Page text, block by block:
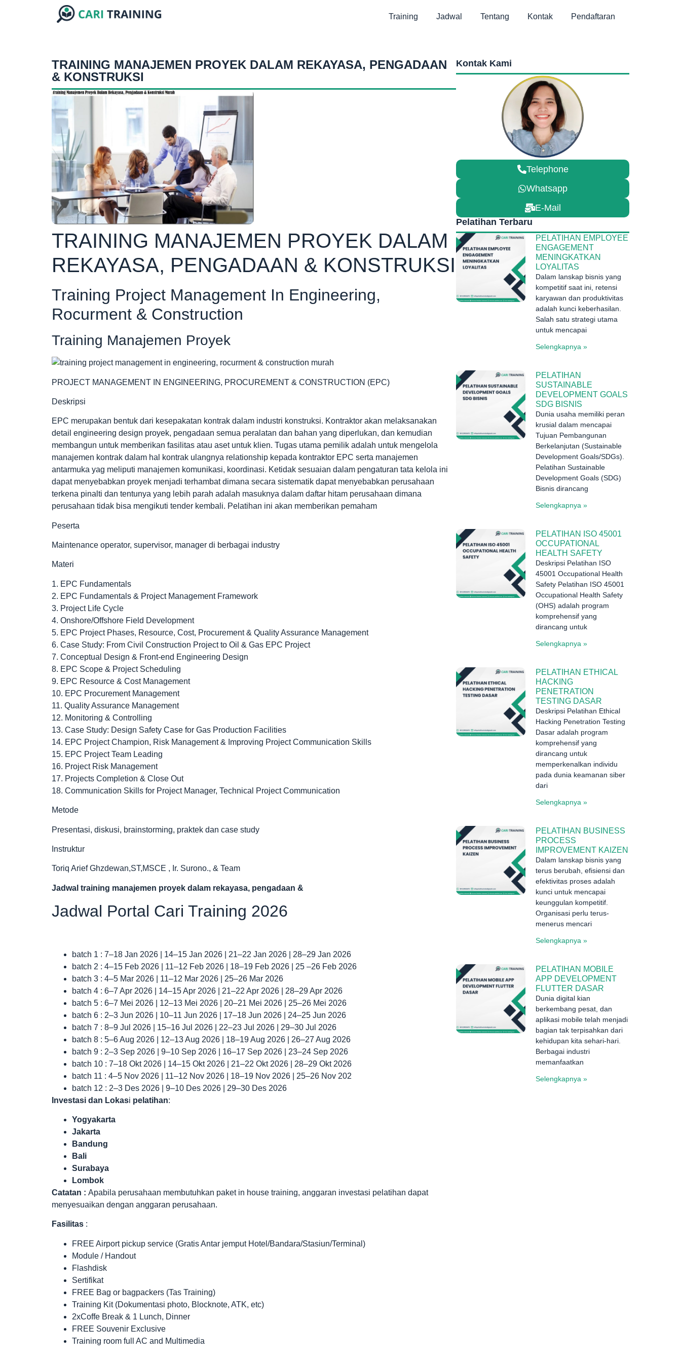
Training Jadwal Tentang Kontak Pendaftaran
TRAINING MANAJEMEN PROYEK DALAM REKAYASA, PENGADAAN
& KONSTRUKSI
TRAINING MANAJEMEN PROYEK DALAM
REKAYASA, PENGADAAN & KONSTRUKSI
Training Project Management In Engineering,
Rocurment & Construction
Training Manajemen Proyek
PROJECT MANAGEMENT IN ENGINEERING, PROCUREMENT & CONSTRUCTION (EPC)
Deskripsi
EPC merupakan bentuk dari kesepakatan kontrak dalam industri konstruksi. Kontraktor akan melaksanakan
detail engineering design proyek, pengadaan semua peralatan dan bahan yang diperlukan, dan kemudian
membangun untuk memberikan fasilitas atau aset untuk klien. Tugas utama pemilik adalah untuk mengelola
manajemen kontrak dalam hal kontrak ulangnya relationship kepada kontraktor EPC serta manajemen
antarmuka yag meliputi manajemen komunikasi, koordinasi. Ketidak sesuaian dalam pengaturan tata kelola ini
dapat menyebabkan proyek menjadi terhambat dimana secara sistematik dapat menyebabkan perusahaan
terkena pinalti dan tentunya yang lebih parah adalah masuknya dalam daftar hitam perusahaan dimana
perusahaan tidak bisa mengikuti tender kembali. Pelatihan ini akan memberikan pemaham
Peserta
Maintenance operator, supervisor, manager di berbagai industry
Materi
1. EPC Fundamentals
2. EPC Fundamentals & Project Management Framework
3. Project Life Cycle
4. Onshore/Offshore Field Development
5. EPC Project Phases, Resource, Cost, Procurement & Quality Assurance Management
6. Case Study: From Civil Construction Project to Oil & Gas EPC Project
7. Conceptual Design & Front-end Engineering Design
8. EPC Scope & Project Scheduling
9. EPC Resource & Cost Management
10. EPC Procurement Management
11. Quality Assurance Management
12. Monitoring & Controlling
13. Case Study: Design Safety Case for Gas Production Facilities
14. EPC Project Champion, Risk Management & Improving Project Communication Skills
15. EPC Project Team Leading
16. Project Risk Management
17. Projects Completion & Close Out
18. Communication Skills for Project Manager, Technical Project Communication
Metode
Presentasi, diskusi, brainstorming, praktek dan case study
Instruktur
Toriq Arief Ghzdewan,ST,MSCE , Ir. Surono., & Team
Jadwal training manajemen proyek dalam rekayasa, pengadaan &
Jadwal Portal Cari Training 2026
batch 1 : 7–18 Jan 2026 | 14–15 Jan 2026 | 21–22 Jan 2026 | 28–29 Jan 2026
batch 2 : 4–15 Feb 2026 | 11–12 Feb 2026 | 18–19 Feb 2026 | 25 –26 Feb 2026
batch 3 : 4–5 Mar 2026 | 11–12 Mar 2026 | 25–26 Mar 2026
batch 4 : 6–7 Apr 2026 | 14–15 Apr 2026 | 21–22 Apr 2026 | 28–29 Apr 2026
batch 5 : 6–7 Mei 2026 | 12–13 Mei 2026 | 20–21 Mei 2026 | 25–26 Mei 2026
batch 6 : 2–3 Jun 2026 | 10–11 Jun 2026 | 17–18 Jun 2026 | 24–25 Jun 2026
batch 7 : 8–9 Jul 2026 | 15–16 Jul 2026 | 22–23 Jul 2026 | 29–30 Jul 2026
batch 8 : 5–6 Aug 2026 | 12–13 Aug 2026 | 18–19 Aug 2026 | 26–27 Aug 2026
batch 9 : 2–3 Sep 2026 | 9–10 Sep 2026 | 16–17 Sep 2026 | 23–24 Sep 2026
batch 10 : 7–18 Okt 2026 | 14–15 Okt 2026 | 21–22 Okt 2026 | 28–29 Okt 2026
batch 11 : 4–5 Nov 2026 | 11–12 Nov 2026 | 18–19 Nov 2026 | 25–26 Nov 202
batch 12 : 2–3 Des 2026 | 9–10 Des 2026 | 29–30 Des 2026
Investasi dan Lokasi pelatihan:
Yogyakarta
Jakarta
Bandung
Bali
Surabaya
Lombok
Catatan : Apabila perusahaan membutuhkan paket in house training, anggaran investasi pelatihan dapat
menyesuaikan dengan anggaran perusahaan.
Fasilitas :
FREE Airport pickup service (Gratis Antar jemput Hotel/Bandara/Stasiun/Terminal)
Module / Handout
Flashdisk
Sertifikat
FREE Bag or bagpackers (Tas Training)
Training Kit (Dokumentasi photo, Blocknote, ATK, etc)
2xCoffe Break & 1 Lunch, Dinner
FREE Souvenir Exclusive
Training room full AC and Multimedia
Kontak Kami
Telephone
Whatsapp
E-Mail
Pelatihan Terbaru
PELATIHAN EMPLOYEE
ENGAGEMENT
MENINGKATKAN
LOYALITAS
Dalam lanskap bisnis yang
kompetitif saat ini, retensi
karyawan dan produktivitas
adalah kunci keberhasilan.
Salah satu strategi utama
untuk mencapai
Selengkapnya »
PELATIHAN
SUSTAINABLE
DEVELOPMENT GOALS
SDG BISNIS
Dunia usaha memiliki peran
krusial dalam mencapai
Tujuan Pembangunan
Berkelanjutan (Sustainable
Development Goals/SDGs).
Pelatihan Sustainable
Development Goals (SDG)
Bisnis dirancang
Selengkapnya »
PELATIHAN ISO 45001
OCCUPATIONAL
HEALTH SAFETY
Deskripsi Pelatihan ISO
45001 Occupational Health
Safety Pelatihan ISO 45001
Occupational Health Safety
(OHS) adalah program
komprehensif yang
dirancang untuk
Selengkapnya »
PELATIHAN ETHICAL
HACKING
PENETRATION
TESTING DASAR
Deskripsi Pelatihan Ethical
Hacking Penetration Testing
Dasar adalah program
komprehensif yang
dirancang untuk
memperkenalkan individu
pada dunia keamanan siber
dari
Selengkapnya »
PELATIHAN BUSINESS
PROCESS
IMPROVEMENT KAIZEN
Dalam lanskap bisnis yang
terus berubah, efisiensi dan
efektivitas proses adalah
kunci untuk mencapai
keunggulan kompetitif.
Organisasi perlu terus-
menerus mencari
Selengkapnya »
PELATIHAN MOBILE
APP DEVELOPMENT
FLUTTER DASAR
Dunia digital kian
berkembang pesat, dan
aplikasi mobile telah menjadi
bagian tak terpisahkan dari
kehidupan kita sehari-hari.
Berbagai industri
memanfaatkan
Selengkapnya »